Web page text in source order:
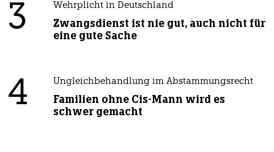
3 Wehrplicht in Deutschland
Zwangsdienst ist nie gut, auch nicht für
eine gute Sache
4 Ungleichbehandlung im Abstammungsrecht
Familien ohne Cis-Mann wird es
schwer gemacht